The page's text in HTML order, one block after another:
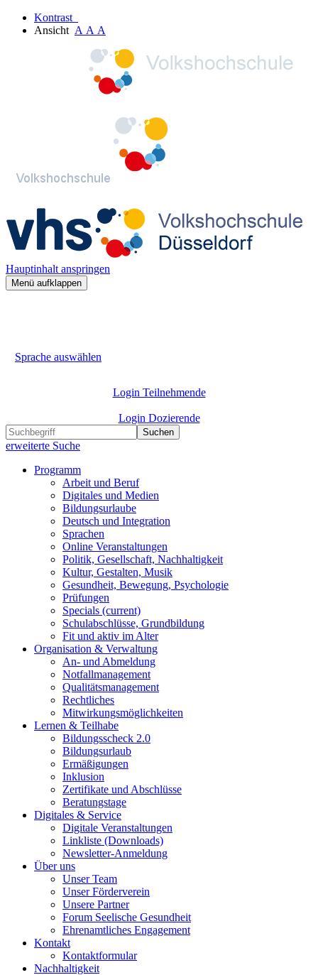
Kontrast
Ansicht A A A
Hauptinhalt anspringen
Menü aufklappen
Sprache auswählen
Login Teilnehmende
Login Dozierende
Suchen
erweiterte Suche
Programm
Arbeit und Beruf
Digitales und Medien
Bildungsurlaube
Deutsch und Integration
Sprachen
Online Veranstaltungen
Politik, Gesellschaft, Nachhaltigkeit
Kultur, Gestalten, Musik
Gesundheit, Bewegung, Psychologie
Prüfungen
Specials (current)
Schulabschlüsse, Grundbildung
Fit und aktiv im Alter
Organisation & Verwaltung
An- und Abmeldung
Notfallmanagement
Qualitätsmanagement
Rechtliches
Mitwirkungsmöglichkeiten
Lernen & Teilhabe
Bildungsscheck 2.0
Bildungsurlaub
Ermäßigungen
Inklusion
Zertifikate und Abschlüsse
Beratungstage
Digitales & Service
Digitale Veranstaltungen
Linkliste (Downloads)
Newsletter-Anmeldung
Über uns
Unser Team
Unser Förderverein
Unsere Partner
Forum Seelische Gesundheit
Ehrenamtliches Engagement
Kontakt
Kontaktformular
Nachhaltigkeit